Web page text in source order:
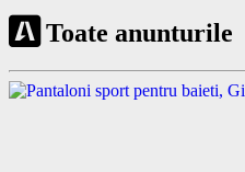
Toate anunturile